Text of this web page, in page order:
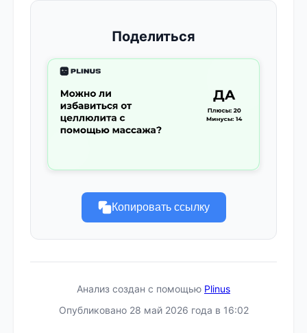
Поделиться
Копировать ссылку
Анализ создан с помощью Plinus
Опубликовано 28 май 2026 года в 16:02